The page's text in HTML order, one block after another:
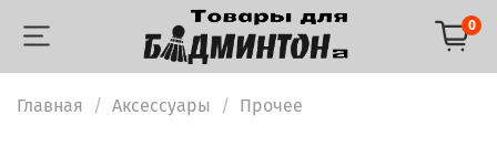
0
Главная Аксессуары Прочее